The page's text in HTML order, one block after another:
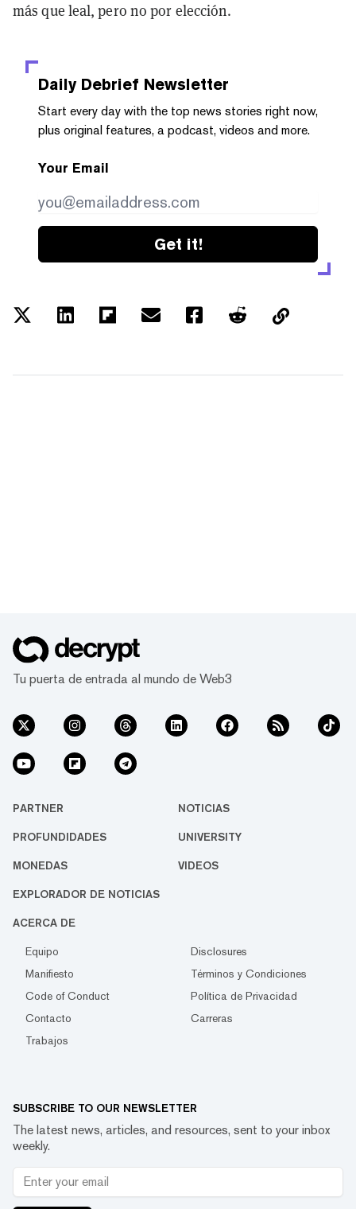
más que leal, pero no por elección.
Daily Debrief Newsletter
Start every day with the top news stories right now,
plus original features, a podcast, videos and more.
Your Email
Get it!
Tu puerta de entrada al mundo de Web3
PARTNER NOTICIAS
PROFUNDIDADES UNIVERSITY
MONEDAS VIDEOS
EXPLORADOR DE NOTICIAS
ACERCA DE
Equipo
Disclosures
Manifiesto
Términos y Condiciones
Code of Conduct
Política de Privacidad
Contacto
Carreras
Trabajos
SUBSCRIBE TO OUR NEWSLETTER
The latest news, articles, and resources, sent to your inbox
weekly.